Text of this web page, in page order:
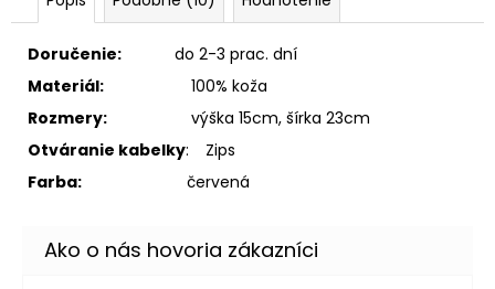
Doručenie: do 2-3 prac. dní
Materiál:
100% koža
Rozmery: výška 15cm, šírka 23cm
Otváranie kabelky:
Zips
Farba:
červená